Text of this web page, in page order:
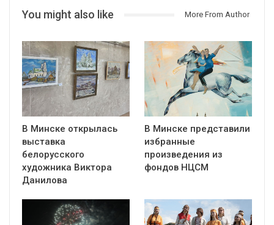
You might also like More From Author
В Минске открылась
выставка
белорусского
художника Виктора
Данилова
В Минске представили
избранные
произведения из
фондов НЦСМ